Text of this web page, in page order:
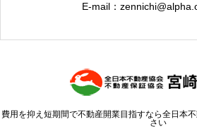
E-mail：
費用を抑え短期間で不動産開業目指すなら全日本
さい